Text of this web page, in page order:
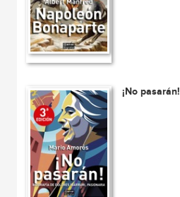
¡No pasarán!